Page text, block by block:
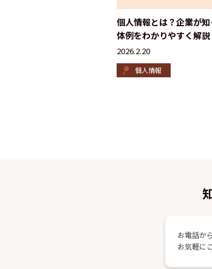
個人情報とは？企業が
体例をわかりやすく解説
2026.2.20
個人情報
お電話から
お気軽に